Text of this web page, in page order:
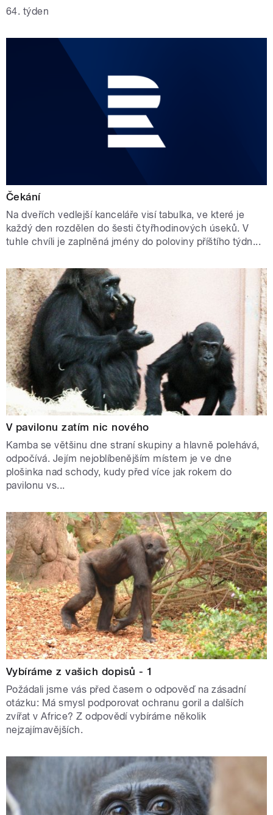
64. týden
Čekání
Na dveřích vedlejší kanceláře visí tabulka, ve které je
každý den rozdělen do šesti čtyřhodinových úseků. V
tuhle chvíli je zaplněná jmény do poloviny příštího týdn...
V pavilonu zatím nic nového
Kamba se většinu dne straní skupiny a hlavně polehává,
odpočívá. Jejím nejoblíbenějším místem je ve dne
plošinka nad schody, kudy před více jak rokem do
pavilonu vs...
Vybíráme z vašich dopisů - 1
Požádali jsme vás před časem o odpověď na zásadní
otázku: Má smysl podporovat ochranu goril a dalších
zvířat v Africe? Z odpovědí vybíráme několik
nejzajímavějších.